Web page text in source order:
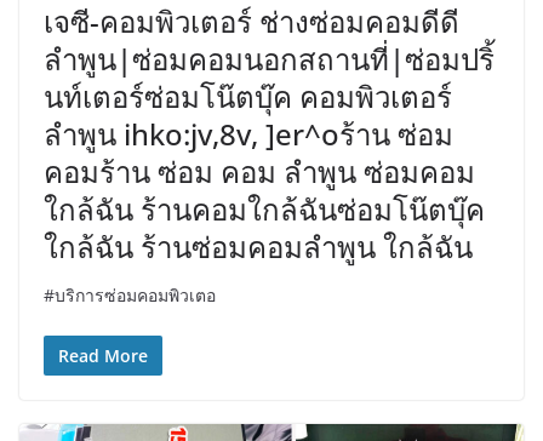
เจซี-คอมพิวเตอร์ ช่างซ่อมคอมดีดี
ลำพูน|ซ่อมคอมนอกสถานที่|ซ่อมปริ้
นท์เตอร์ซ่อมโน๊ตบุ๊ค คอมพิวเตอร์
ลำพูน ihko:jv,8v, ]er^oร้าน ซ่อม
คอมร้าน ซ่อม คอม ลำพูน ซ่อมคอม
ใกล้ฉัน ร้านคอมใกล้ฉันซ่อมโน๊ตบุ๊ค
ใกล้ฉัน ร้านซ่อมคอมลำพูน ใกล้ฉัน
#บริการซ่อมคอมพิวเตอ
Read More